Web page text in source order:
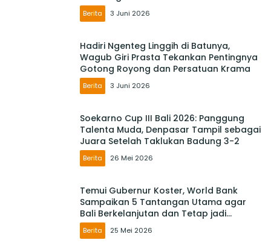
Berita 3 Juni 2026
Hadiri Ngenteg Linggih di Batunya,
Wagub Giri Prasta Tekankan Pentingnya
Gotong Royong dan Persatuan Krama
Berita 3 Juni 2026
Soekarno Cup III Bali 2026: Panggung
Talenta Muda, Denpasar Tampil sebagai
Juara Setelah Taklukan Badung 3-2
Berita 26 Mei 2026
Temui Gubernur Koster, World Bank
Sampaikan 5 Tantangan Utama agar
Bali Berkelanjutan dan Tetap jadi
Primadona
Berita 25 Mei 2026